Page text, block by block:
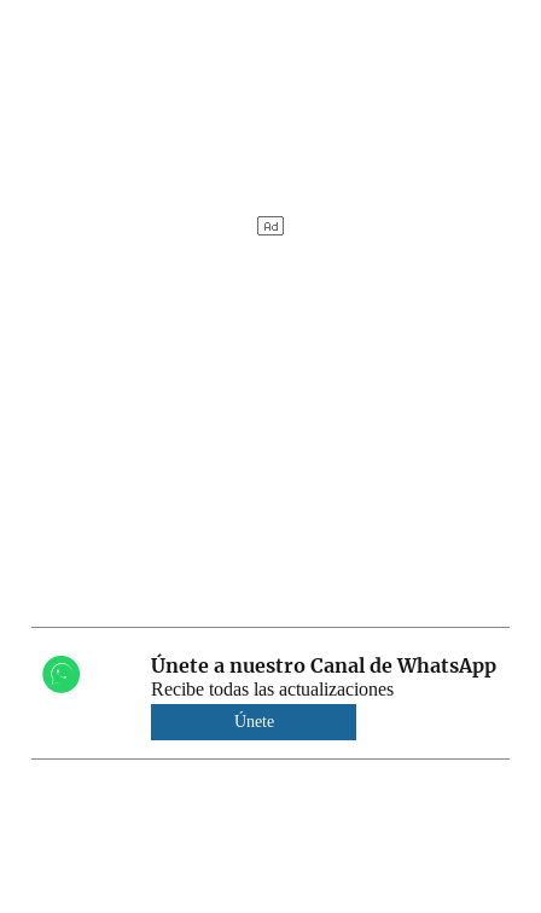
Únete a nuestro Canal de WhatsApp
Recibe todas las actualizaciones
Únete